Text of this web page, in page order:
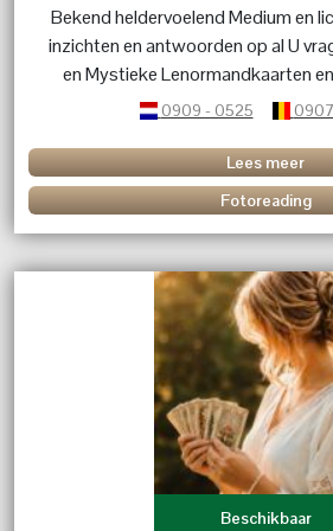
Bekend heldervoelend Medium en
inzichten en antwoorden op al U
en Mystieke Lenormandkaarten
0909 - 0525
Lees meer
Fotoreading
Beschikbaar